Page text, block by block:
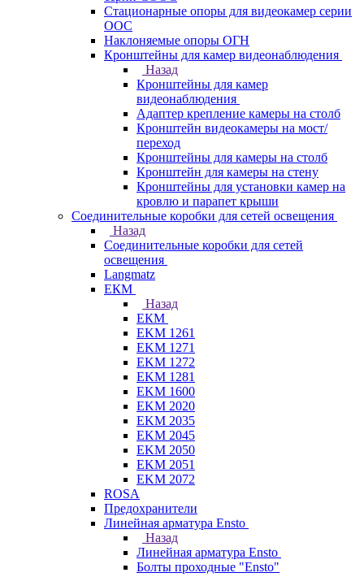
Стационарные опоры для видеокамер серии
ООС
Наклоняемые опоры ОГН
Кронштейны для камер видеонаблюдения
Назад
Кронштейны для камер
видеонаблюдения
Адаптер крепление камеры на столб
Кронштейн видеокамеры на мост/
переход
Кронштейны для камеры на столб
Кронштейн для камеры на стену
Кронштейны для установки камер на
кровлю и парапет крыши
Соединительные коробки для сетей освещения
Назад
Соединительные коробки для сетей
освещения
Langmatz
ЕКМ
Назад
ЕКМ
EKM 1261
EKM 1271
EKM 1272
EKM 1281
EKM 1600
EKM 2020
EKM 2035
EKM 2045
EKM 2050
EKM 2051
EKM 2072
ROSA
Предохранители
Линейная арматура Ensto
Назад
Линейная арматура Ensto
Болты проходные "Ensto"